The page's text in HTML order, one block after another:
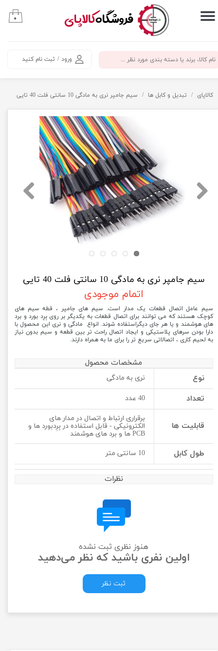
​فروشگاهکالاپای
ورود / ثبت نام کنید
حساب کاربری من
سفارشات
۰
کالاپای تبدیل و کابل ها سیم جامپر نری به مادگی 10 سانتی فلت 40 تایی
سیم جامپر نری به مادگی 10 سانتی فلت 40 تایی
اتمام موجودی
سیم عامل اتصال قطعات یک مدار است. سیم های جامپر ، قطه سیم های
کوچک هستند که می توانند برای اتصال قطعات به یکدیگر بر روی بِرِد بورد و برد
های هوشمند و یا هر جای دیگراستفاده شوند. انواع مادگی و نری این محصول با
دارا بودن سرهای پلاستیکی و ایجاد اتصال راحت تر بین قطعه و سیم بدون نیاز
به لحیم کاری ، اتصالاتی سریع تر را برای ما به همراه دارند.
مشخصات محصول
نوع نری به مادگی
تعداد 40 عدد
قابلیت ها
برقراری ارتباط و اتصال در مدار های
الکترونیکی - قابل استفاده در بِرِدبورد ها و
PCB ها و برد های هوشمند
طول کابل 10 سانتی متر
نظرات
هنوز نظری ثبت نشده
اولین نفری باشید که نظر می‌دهید
ثبت نظر